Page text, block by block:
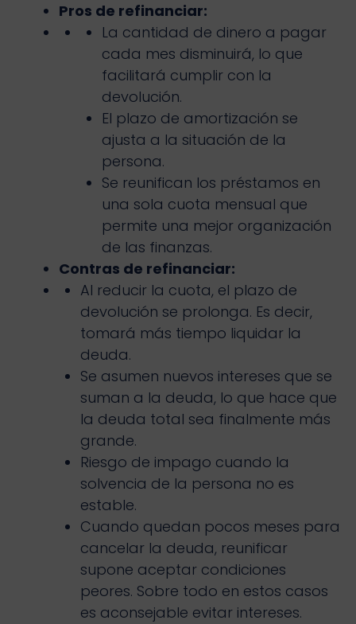
Pros de refinanciar:
La cantidad de dinero a pagar
cada mes disminuirá, lo que
facilitará cumplir con la
devolución.
El plazo de amortización se
ajusta a la situación de la
persona.
Se reunifican los préstamos en
una sola cuota mensual que
permite una mejor organización
de las finanzas.
Contras de refinanciar:
Al reducir la cuota, el plazo de
devolución se prolonga. Es decir,
tomará más tiempo liquidar la
deuda.
Se asumen nuevos intereses que se
suman a la deuda, lo que hace que
la deuda total sea finalmente más
grande.
Riesgo de impago cuando la
solvencia de la persona no es
estable.
Cuando quedan pocos meses para
cancelar la deuda, reunificar
supone aceptar condiciones
peores. Sobre todo en estos casos
es aconsejable evitar intereses.